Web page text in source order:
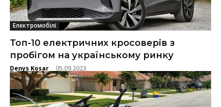
Електромобілі
Топ-10 електричних кросоверів з
пробігом на українському ринку
Denys Kosar - 05.09.2023